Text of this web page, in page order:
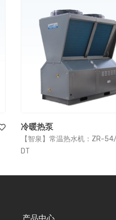
冷暖热泵
【智泉】常温热水机：ZR-
DT